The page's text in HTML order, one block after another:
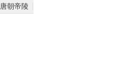
唐朝帝陵